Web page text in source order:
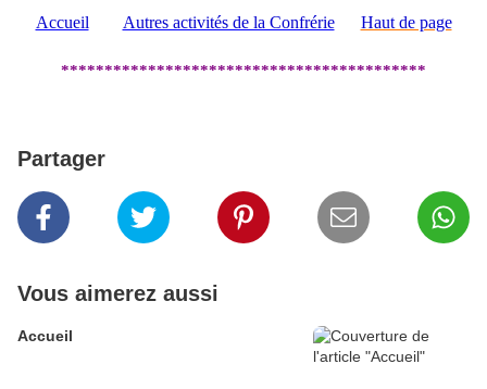
Accueil Autres activités de la Confrérie Haut de page
******************************************
Partager
Vous aimerez aussi
Accueil